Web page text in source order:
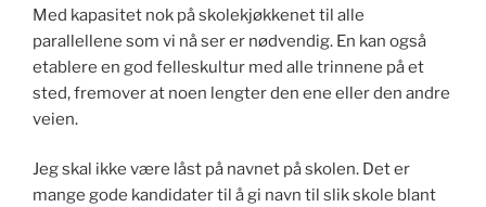
Med kapasitet nok på skolekjøkkenet til alle
parallellene som vi nå ser er nødvendig. En kan også
etablere en god felleskultur med alle trinnene på et
sted, fremover at noen lengter den ene eller den andre
veien.
Jeg skal ikke være låst på navnet på skolen. Det er
mange gode kandidater til å gi navn til slik skole blant